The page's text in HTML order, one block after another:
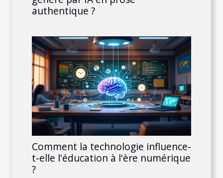
authentique ?
Comment la technologie influence-
t-elle l'éducation à l'ère numérique
?